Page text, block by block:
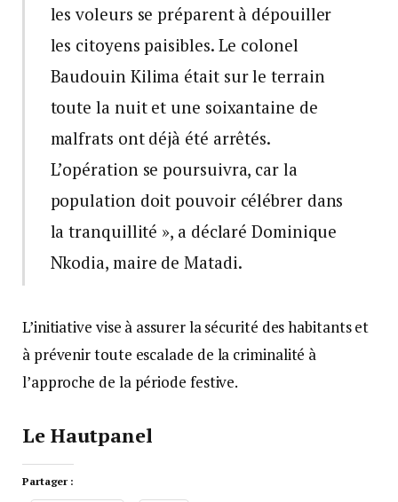
les voleurs se préparent à dépouiller
les citoyens paisibles. Le colonel
Baudouin Kilima était sur le terrain
toute la nuit et une soixantaine de
malfrats ont déjà été arrêtés.
L’opération se poursuivra, car la
population doit pouvoir célébrer dans
la tranquillité », a déclaré Dominique
Nkodia, maire de Matadi.
L’initiative vise à assurer la sécurité des habitants et
à prévenir toute escalade de la criminalité à
l’approche de la période festive.
Le Hautpanel
Partager :